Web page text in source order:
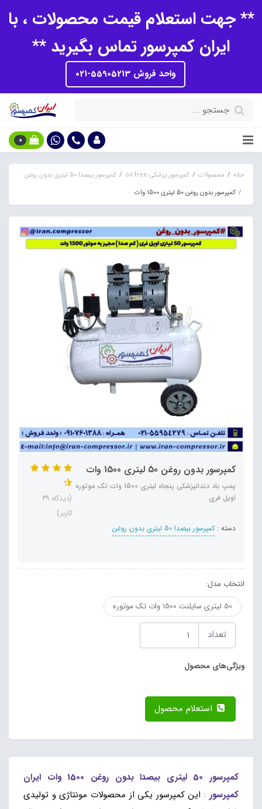
** جهت استعلام قیمت محصولات ، با
ایران کمپرسور تماس بگیرید **
واحد فروش 55905213-021
0
خانه محصولات کمپرسور پزشکی oil free
کمپرسور بیصدا 50 لیتری بدون روغن
کمپرسور بدون روغن 50 لیتری 1500 وات
کمپرسور بدون روغن 50 لیتری 1500 وات
پمپ باد دندانپزشکی پنجاه لیتری 1500 وات تک موتوره
اویل فری
دسته :کمپرسور بیصدا 50 لیتری بدون روغن
(دیدگاه 39
کاربر)
انتخاب مدل:
50 لیتری سایلنت 1500 وات تک موتوره
تعداد
ویژگی‌های محصول
کمپرسور 50 لیتری بیصدا بدون روغن 1500 وات ایران
کمپرسور : این کمپرسور یکی از محصولات مونتاژی و تولیدی